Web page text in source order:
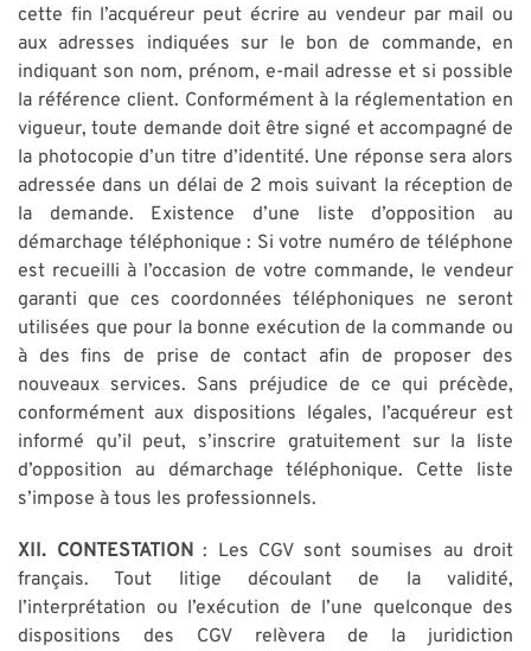
cette fin l’acquéreur peut écrire au vendeur par mail ou
aux adresses indiquées sur le bon de commande, en
indiquant son nom, prénom, e-mail adresse et si possible
la référence client. Conformément à la réglementation en
vigueur, toute demande doit être signé et accompagné de
la photocopie d’un titre d’identité. Une réponse sera alors
adressée dans un délai de 2 mois suivant la réception de
la demande. Existence d’une liste d’opposition au
démarchage téléphonique : Si votre numéro de téléphone
est recueilli à l’occasion de votre commande, le vendeur
garanti que ces coordonnées téléphoniques ne seront
utilisées que pour la bonne exécution de la commande ou
à des fins de prise de contact afin de proposer des
nouveaux services. Sans préjudice de ce qui précède,
conformément aux dispositions légales, l’acquéreur est
informé qu’il peut, s’inscrire gratuitement sur la liste
d’opposition au démarchage téléphonique. Cette liste
s’impose à tous les professionnels.
XII. CONTESTATION : Les CGV sont soumises au droit
français. Tout litige découlant de la validité,
l’interprétation ou l’exécution de l’une quelconque des
dispositions des CGV relèvera de la juridiction